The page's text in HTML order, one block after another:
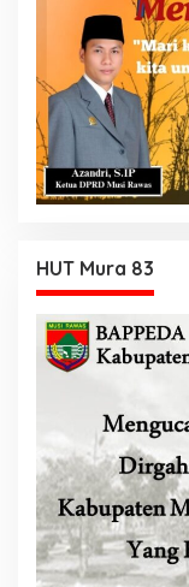
HUT Mura 83